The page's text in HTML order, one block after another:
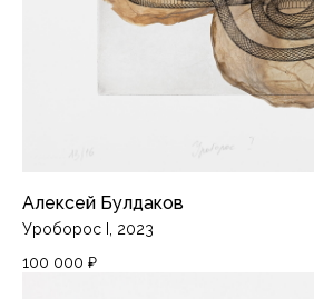
Алексей Булдаков
Уроборос I, 2023
100 000 ₽
Политика конфиденциальности
Доставка и оплата
Каталог
О нас